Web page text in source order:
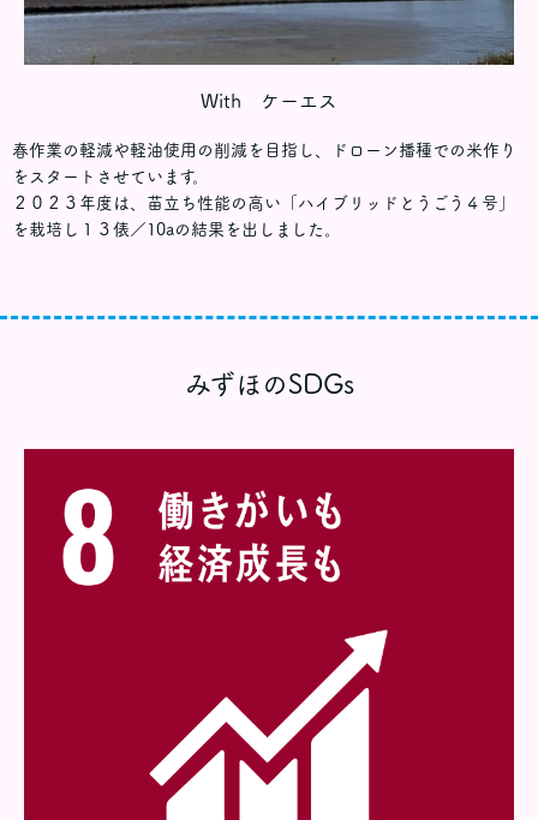
With ケーエス
春作業の軽減や軽油使用の削減を目指し、ドローン播種での米作り
をスタートさせています。
２０２３年度は、苗立ち性能の高い「ハイブリッドとうごう４号」
を栽培し１３俵／10aの結果を出しました。
みずほのSDGs